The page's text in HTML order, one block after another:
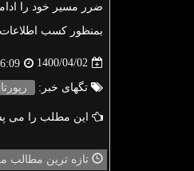
ضرر مسیر خود را
بمنظور کسب
1400/04/02
تگهای خبر:
این مطلب را می
تازه ترین مطالب